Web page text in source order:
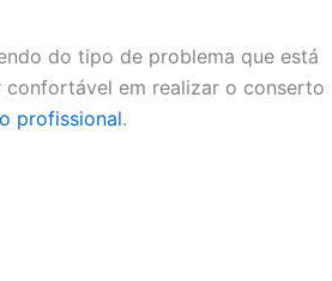
do tipo de problema que está
confortável em realizar o conserto
profissional.